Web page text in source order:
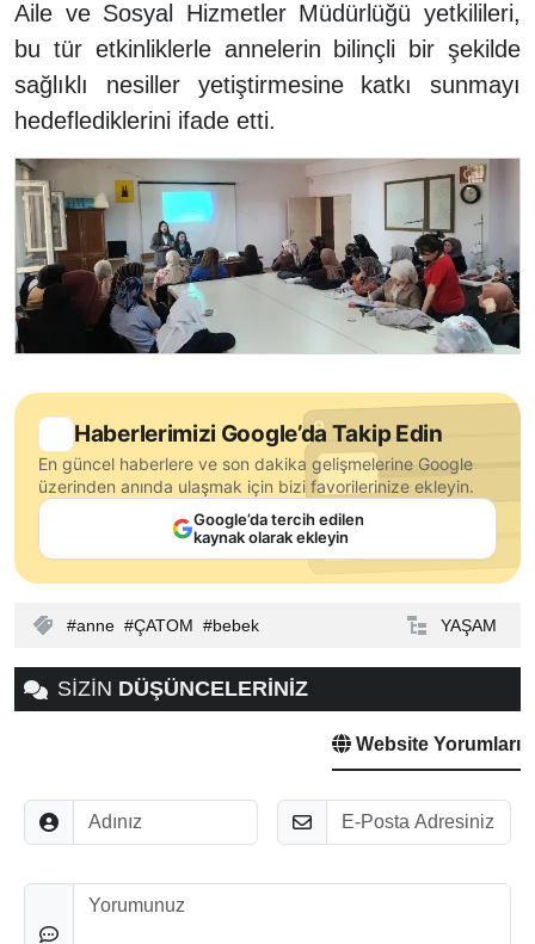
Aile ve Sosyal Hizmetler Müdürlüğü yetkilileri,
bu tür etkinliklerle annelerin bilinçli bir şekilde
sağlıklı nesiller yetiştirmesine katkı sunmayı
hedeflediklerini ifade etti.
Haberlerimizi Google’da Takip Edin
En güncel haberlere ve son dakika gelişmelerine Google
üzerinden anında ulaşmak için bizi favorilerinize ekleyin.
Google’da tercih edilen
kaynak olarak ekleyin
anne ÇATOM bebek YAŞAM
SİZİN DÜŞÜNCELERİNİZ
Website Yorumları
Adınız E-Posta
Düşünceleriniz